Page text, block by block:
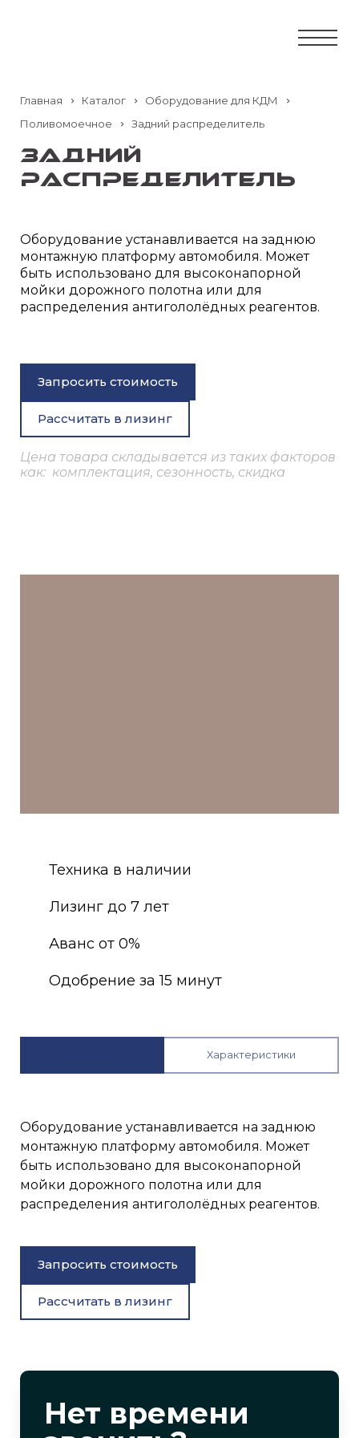
Главная Каталог
Оборудование для КДМ
Поливомоечное
Задний распределитель
Задний
распределитель
Оборудование устанавливается на заднюю
монтажную платформу автомобиля. Может
быть использовано для высоконапорной
мойки дорожного полотна или для
распределения антигололёдных реагентов.
Запросить стоимость
Рассчитать в лизинг
Цена товара складывается из таких факторов
как: комплектация, сезонность, скидка
Техника в наличии
Лизинг до 7 лет
Аванс от 0%
Одобрение за 15 минут
Характеристики
Оборудование устанавливается на заднюю
монтажную платформу автомобиля. Может
быть использовано для высоконапорной
мойки дорожного полотна или для
распределения антигололёдных реагентов.
Запросить стоимость
Рассчитать в лизинг
Нет времени